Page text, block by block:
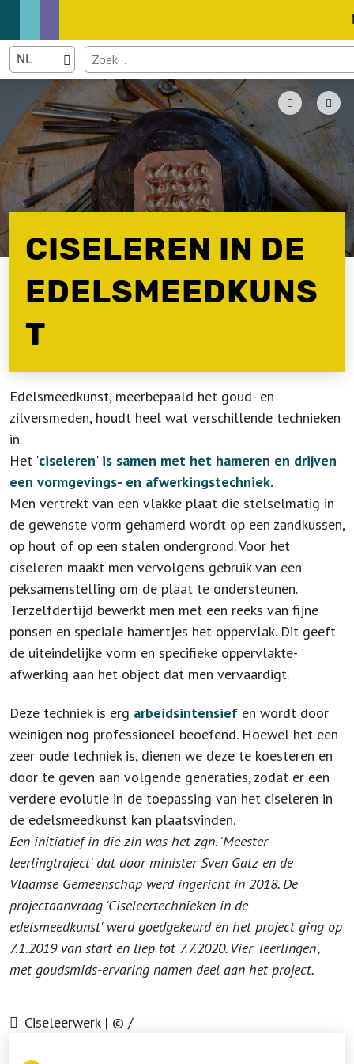
CISELEREN IN DE
EDELSMEEDKUNS
T
Edelsmeedkunst, meerbepaald het goud- en
zilversmeden, houdt heel wat verschillende technieken
in.
Het 'ciseleren' is samen met het hameren en drijven
een vormgevings- en afwerkingstechniek.
Men vertrekt van een vlakke plaat die stelselmatig in
de gewenste vorm gehamerd wordt op een zandkussen,
op hout of op een stalen ondergrond. Voor het
ciseleren maakt men vervolgens gebruik van een
peksamenstelling om de plaat te ondersteunen.
Terzelfdertijd bewerkt men met een reeks van fijne
ponsen en speciale hamertjes het oppervlak. Dit geeft
de uiteindelijke vorm en specifieke oppervlakte-
afwerking aan het object dat men vervaardigt.
Deze techniek is erg arbeidsintensief en wordt door
weinigen nog professioneel beoefend. Hoewel het een
zeer oude techniek is, dienen we deze te koesteren en
door te geven aan volgende generaties, zodat er een
verdere evolutie in de toepassing van het ciseleren in
de edelsmeedkunst kan plaatsvinden.
Een initiatief in die zin was het zgn. 'Meester-
leerlingtraject' dat door minister Sven Gatz en de
Vlaamse Gemeenschap werd ingericht in 2018. De
projectaanvraag 'Ciseleertechnieken in de
edelsmeedkunst' werd goedgekeurd en het project ging op
7.1.2019 van start en liep tot 7.7.2020. Vier 'leerlingen',
met goudsmids-ervaring namen deel aan het project.
Ciseleerwerk | © /